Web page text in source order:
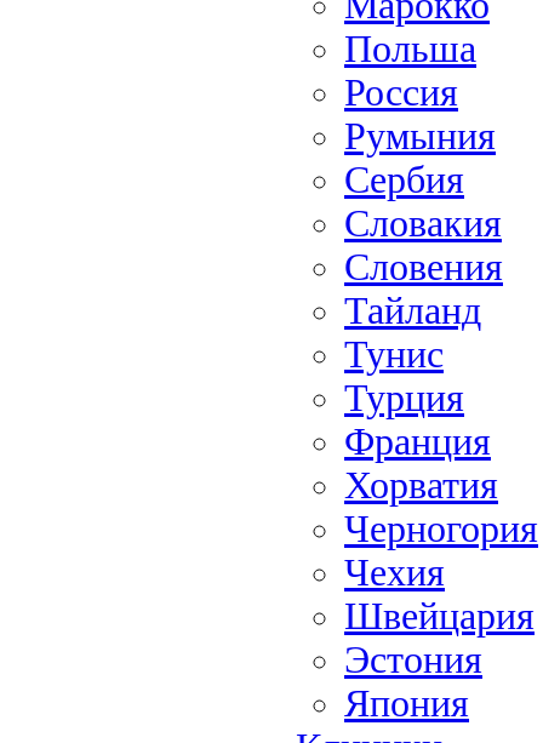
Польша
Россия
Румыния
Сербия
Словакия
Словения
Тайланд
Тунис
Турция
Франция
Хорватия
Черногория
Чехия
Швейцария
Эстония
Япония